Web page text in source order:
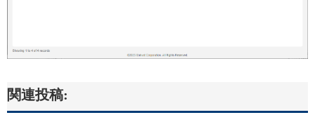
関連投稿: